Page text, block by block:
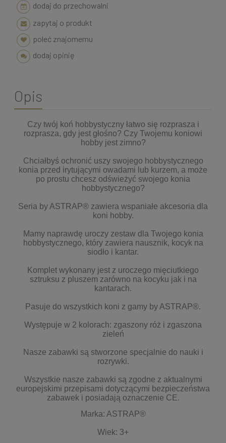
dodaj do przechowalni
zapytaj o produkt
poleć znajomemu
dodaj opinię
Opis
Czy twój koń hobbystyczny łatwo się rozprasza i
rozprasza, gdy jest głośno? Czy Twojemu koniowi
hobby jest zimno?
Chciałbyś ochronić uszy swojego hobbystycznego
konia przed irytującymi owadami lub kurzem, a może
po prostu chcesz odświeżyć swojego konia
hobbystycznego?
Seria by ASTRAP® zawiera wspaniałe akcesoria dla
koni hobby.
Mamy naprawdę uroczy zestaw dla Twojego konia
hobbystycznego, który zawiera nausznik, kocyk na
siodło i kantar.
Komplet wykonany jest z uroczego mięciutkiego
sztruksu z pluszem zarówno na kocyku jak i na
kantarach.
Pasuje do wszystkich koni z gamy by ASTRAP®.
Występuje w 2 kolorach: zgaszony róż i zgaszona
zieleń
Nasze zabawki są stworzone specjalnie do nauki i
rozrywki.
Wszystkie nasze zabawki są zgodne z aktualnymi
europejskimi przepisami dotyczącymi bezpieczeństwa
zabawek i posiadają oznaczenie CE.
Marka: ASTRAP®
Wiek: 3+